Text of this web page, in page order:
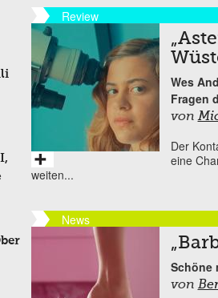
Review
Wes
Fragen
von
Der
eine
weiten...
News
Schöne
von